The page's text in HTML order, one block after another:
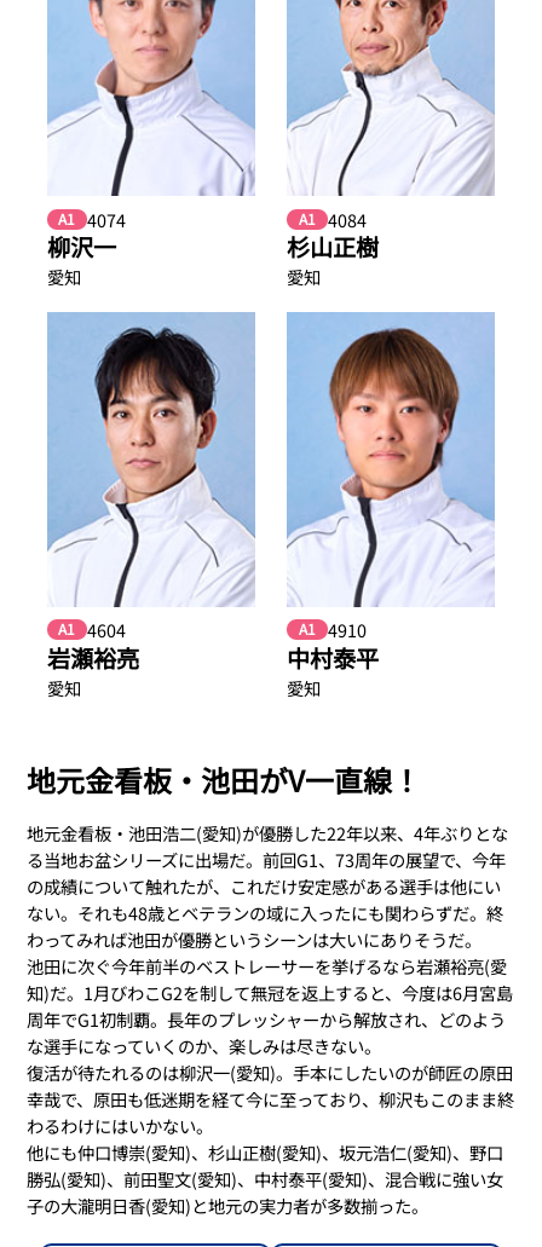
A1 4074
柳沢一
愛知
A1 4084
杉山正樹
愛知
A1 4604
岩瀬裕亮
愛知
A1 4910
中村泰平
愛知
地元金看板・池田がV一直線！
地元金看板・池田浩二(愛知)が優勝した22年以来、4年ぶりとな
る当地お盆シリーズに出場だ。前回G1、73周年の展望で、今年
の成績について触れたが、これだけ安定感がある選手は他にい
ない。それも48歳とベテランの域に入ったにも関わらずだ。終
わってみれば池田が優勝というシーンは大いにありそうだ。
池田に次ぐ今年前半のベストレーサーを挙げるなら岩瀬裕亮(愛
知)だ。1月びわこG2を制して無冠を返上すると、今度は6月宮島
周年でG1初制覇。長年のプレッシャーから解放され、どのよう
な選手になっていくのか、楽しみは尽きない。
復活が待たれるのは柳沢一(愛知)。手本にしたいのが師匠の原田
幸哉で、原田も低迷期を経て今に至っており、柳沢もこのまま終
わるわけにはいかない。
他にも仲口博崇(愛知)、杉山正樹(愛知)、坂元浩仁(愛知)、野口
勝弘(愛知)、前田聖文(愛知)、中村泰平(愛知)、混合戦に強い女
子の大瀧明日香(愛知)と地元の実力者が多数揃った。